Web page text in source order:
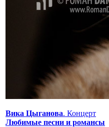
Вика Цыганова. Концерт
Любимые песни и романсы